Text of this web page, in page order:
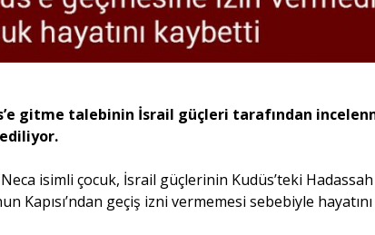
gitme talebinin İsrail güçleri tarafından
isimli çocuk, İsrail güçlerinin Kudüs’teki
Kapısı’ndan geçiş izni vermemesi sebebiyle hayatını